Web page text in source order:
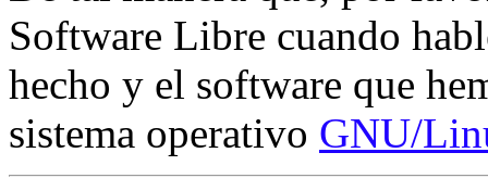
Software Libre cuando
hecho y el software que
sistema operativo GNU/